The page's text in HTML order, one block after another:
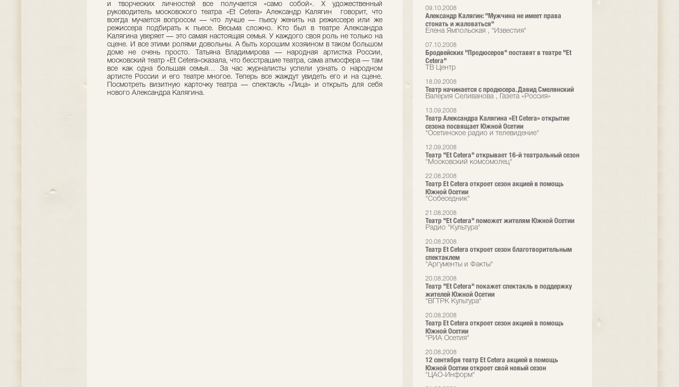
09.10.2008
Александр Калягин: "Мужчина не имеет права
стонать и жаловаться"
Елена Ямпольская , "Известия"
07.10.2008
Бродвейских "Продюсеров" поставят в театре "Et
Cetera"
ТВ Центр
18.09.2008
Театр начинается с продюсера. Давид Смелянский
Валерия Селиванова , Газета «Россия»
13.09.2008
Театр Александра Калягина «Et Cetera» открытие
сезона посвящает Южной Осетии
"Осетинское радио и телевидение"
12.09.2008
Театр "Et Сetera" открывает 16-й театральный сезон
"Московский комсомолец"
22.08.2008
Театр Et Cetera откроет сезон акцией в помощь
Южной Осетии
"Собеседник"
21.08.2008
Театр "Et Cetera" поможет жителям Южной Осетии
Радио "Культура"
20.08.2008
Театр Et Cetera откроет сезон благотворительным
спектаклем
"Аргументы и Факты"
20.08.2008
Театр "Et Cetera" покажет спектакль в поддержку
жителей Южной Осетии
"ВГТРК Культура"
20.08.2008
Театр Et Cetera откроет сезон акцией в помощь
Южной Осетии
"РИА Осетия"
20.08.2008
12 сентября театр Еt Cetera акцией в помощь
Южной Осетии откроет свой новый сезон
"ЦАО-Информ"
и творческих личностей все получается «само собой». Х удожественный
руководитель московского театра «Et Cetera» Александр Калягин говорит, что
всегда мучается вопросом — что лучше — пьесу женить на режиссере или же
режиссера подбирать к пьесе. Весьма сложно. Кто был в театре Александра
Калягина уверяет — это самая настоящая семья. У каждого своя роль не только на
сцене. И все этими ролями довольны. А быть хорошим хозяином в таком большом
доме не очень просто. Татьяна Владимирова — народная артистка России,
московский театр «Et Cetera»сказала, что бесстрашие театра, сама атмосфера — там
все как одна большая семья… За час журналисты успели узнать о народном
артисте России и его театре многое. Теперь все жаждут увидеть его и на сцене.
Посмотреть визитную карточку театра — спектакль «Лица» и открыть для себя
нового Александра Калягина.